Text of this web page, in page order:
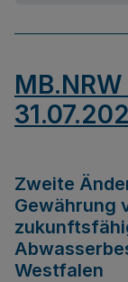
Zweite
Gewährung
Westfalen